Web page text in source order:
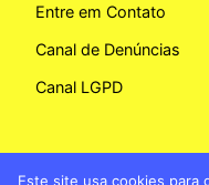
Entre em Contato
Canal de Denúncias
Canal LGPD
Este site usa cookies para